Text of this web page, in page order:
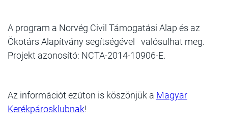
A program a Norvég Civil Támogatási Alap és az
Ökotárs Alapítvány segítségével valósulhat meg.
Projekt azonosító: NCTA-2014-10906-E.
Az információt ezúton is köszönjük a Magyar
Kerékpárosklubnak!